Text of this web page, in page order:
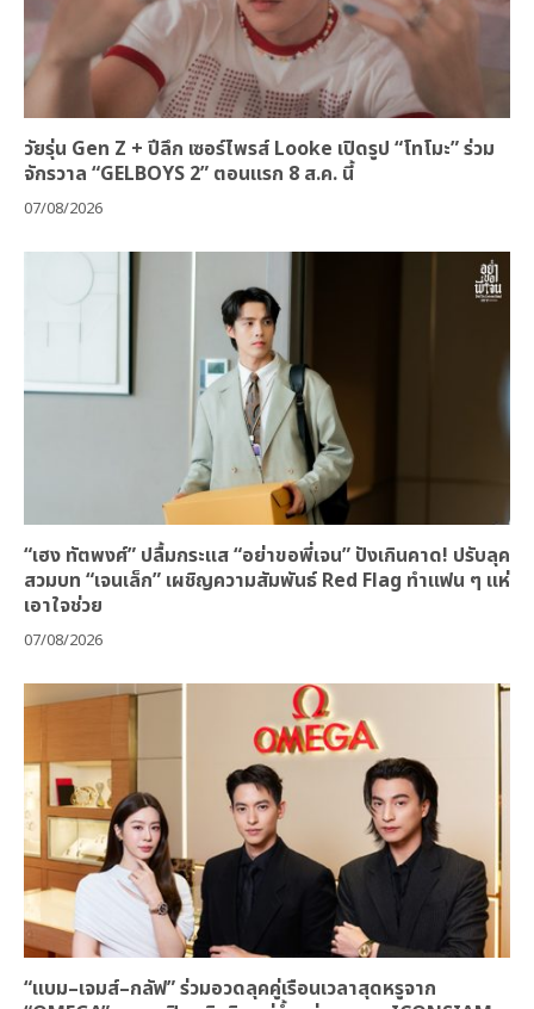
วัยรุ่น Gen Z + ปีลึก เซอร์ไพรส์ Looke เปิดรูป “โทโมะ” ร่วม
จักรวาล “GELBOYS 2” ตอนแรก 8 ส.ค. นี้
07/08/2026
“เฮง ทัตพงศ์” ปลื้มกระแส “อย่าขอพี่เจน” ปังเกินคาด! ปรับลุค
สวมบท “เจนเล็ก” เผชิญความสัมพันธ์ Red Flag ทำแฟน ๆ แห่
เอาใจช่วย
07/08/2026
“แบม–เจมส์–กลัฟ” ร่วมอวดลุคคู่เรือนเวลาสุดหรูจาก